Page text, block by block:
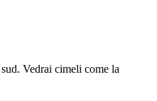
Vedrai cimeli come la